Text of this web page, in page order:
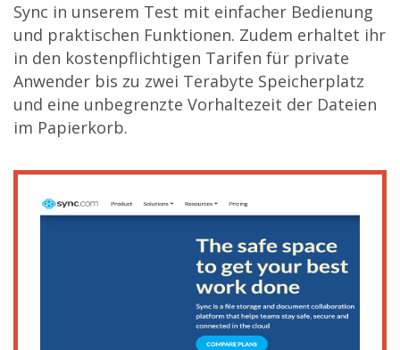
Sync in unserem Test mit einfacher Bedienung
und praktischen Funktionen. Zudem erhaltet ihr
in den kostenpflichtigen Tarifen für private
Anwender bis zu zwei Terabyte Speicherplatz
und eine unbegrenzte Vorhaltezeit der Dateien
im Papierkorb.